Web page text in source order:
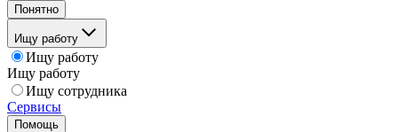
Понятно
Ищу работу
Ищу работу
Ищу работу
Ищу сотрудника
Сервисы
Помощь